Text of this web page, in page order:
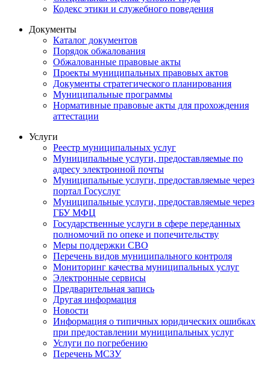
Кодекс этики и служебного поведения
Документы
Каталог документов
Порядок обжалования
Обжалованные правовые акты
Проекты муниципальных правовых актов
Документы стратегического планирования
Муниципальные программы
Нормативные правовые акты для прохождения
аттестации
Услуги
Реестр муниципальных услуг
Муниципальные услуги, предоставляемые по
адресу электронной почты
Муниципальные услуги, предоставляемые через
портал Госуслуг
Муниципальные услуги, предоставляемые через
ГБУ МФЦ
Государственные услуги в сфере переданных
полномочий по опеке и попечительству
Меры поддержки СВО
Перечень видов муниципального контроля
Мониторинг качества муниципальных услуг
Электронные сервисы
Предварительная запись
Другая информация
Новости
Информация о типичных юридических ошибках
при предоставлении муниципальных услуг
Услуги по погребению
Перечень МСЗУ